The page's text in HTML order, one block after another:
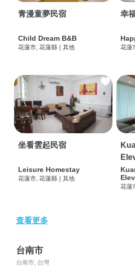
青漫童夢民宿
Child Dream B&B
花蓮市, 花蓮縣 其他
幸
花蓮
坐看雲起民宿
Leisure Homestay
花蓮市, 花蓮縣 其他
花蓮
查看更多
台南市
台南市, 台灣